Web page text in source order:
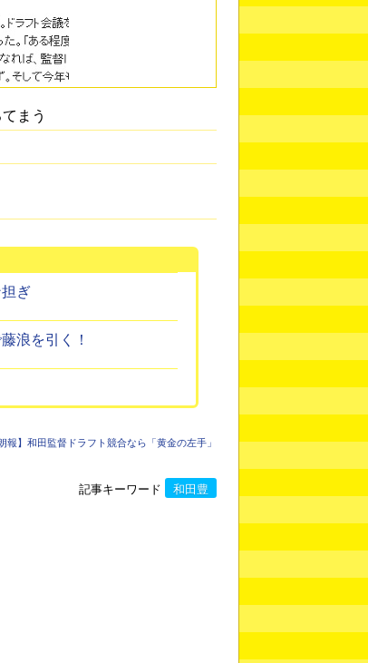
まう
ぎ
浪を引く！
朗報】和田監督ドラフト競合なら「黄金の左手」
記事キーワード 和田豊